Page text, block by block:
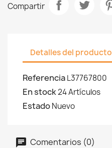
Compartir
Detalles del producto
ReferenciaL37767800
En stock24 Artículos
EstadoNuevo
Comentarios (0)